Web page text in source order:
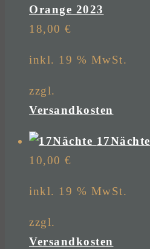
Orange 2023
18,00 €
inkl. 19 % MwSt.
zzgl.
Versandkosten
17Nächte
10,00 €
inkl. 19 % MwSt.
zzgl.
Versandkosten